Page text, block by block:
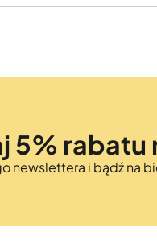
5% rabatu
newslettera i bądź na